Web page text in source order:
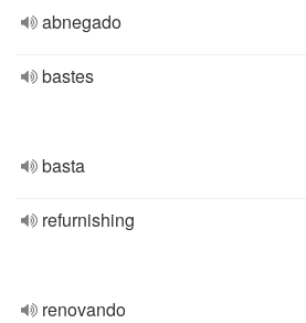
abnegado
bastes
basta
refurnishing
renovando